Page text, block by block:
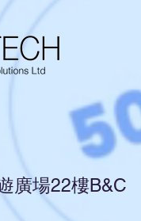
廣場22樓B&C